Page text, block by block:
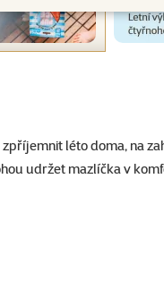
léto doma, na
udržet mazlíčka v